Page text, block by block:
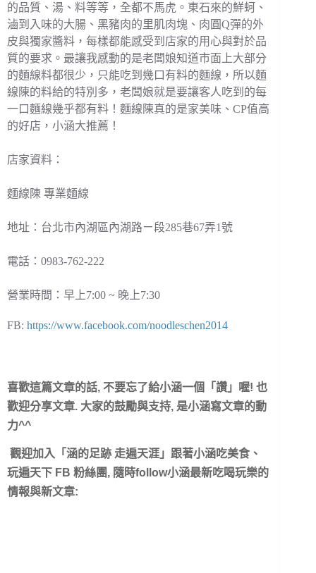
的品質、湯、料等等，全都不馬虎。東石來的鮮蚵、
滷到入味的大腸、黑豬肉的里肌肉塊、肉圓Q彈的外
皮與獨家醬料，每樣都能感受到店家的用心與對於品
質的要求。最讓我感動的是老闆娘知道市面上大部分
的麵線料都很少，只能吃到幾口有料的麵線，所以麵
線陳的料給的特別多，老闆娘就是要讓客人吃到的每
一口麵線幾乎都有料！麵線陳真的是家美味、CP值高
的好店，小涵大推薦！
店家資料：
麵線陳 專業麵線
地址：台北市內湖區內湖路ㄧ段285巷67弄1號
電話：0983-762-222
營業時間：早上7:00 ~ 晚上7:30
FB: https://www.facebook.com/noodleschen2014
喜歡這篇文章的話, 不要忘了給小涵一個「讚 」喔! 也
歡迎分享文章. 大家的鼓勵與支持, 是小涵寫文章的動
力^^
觀迎加入「涵的足跡 走遍天涯」跟著小涵吃美食、
玩遍天下 FB 粉絲團, 隨時follow小涵最新吃喝玩樂的
情報與新文章: